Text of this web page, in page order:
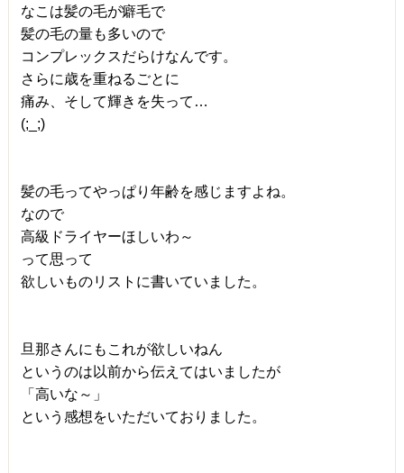
なこは髪の毛が癖毛で
髪の毛の量も多いので
コンプレックスだらけなんです。
さらに歳を重ねるごとに
痛み、そして輝きを失って…
(;_;)
髪の毛ってやっぱり年齢を感じますよね。
なので
高級ドライヤーほしいわ～
って思って
欲しいものリストに書いていました。
旦那さんにもこれが欲しいねん
というのは以前から伝えてはいましたが
「高いな～」
という感想をいただいておりました。